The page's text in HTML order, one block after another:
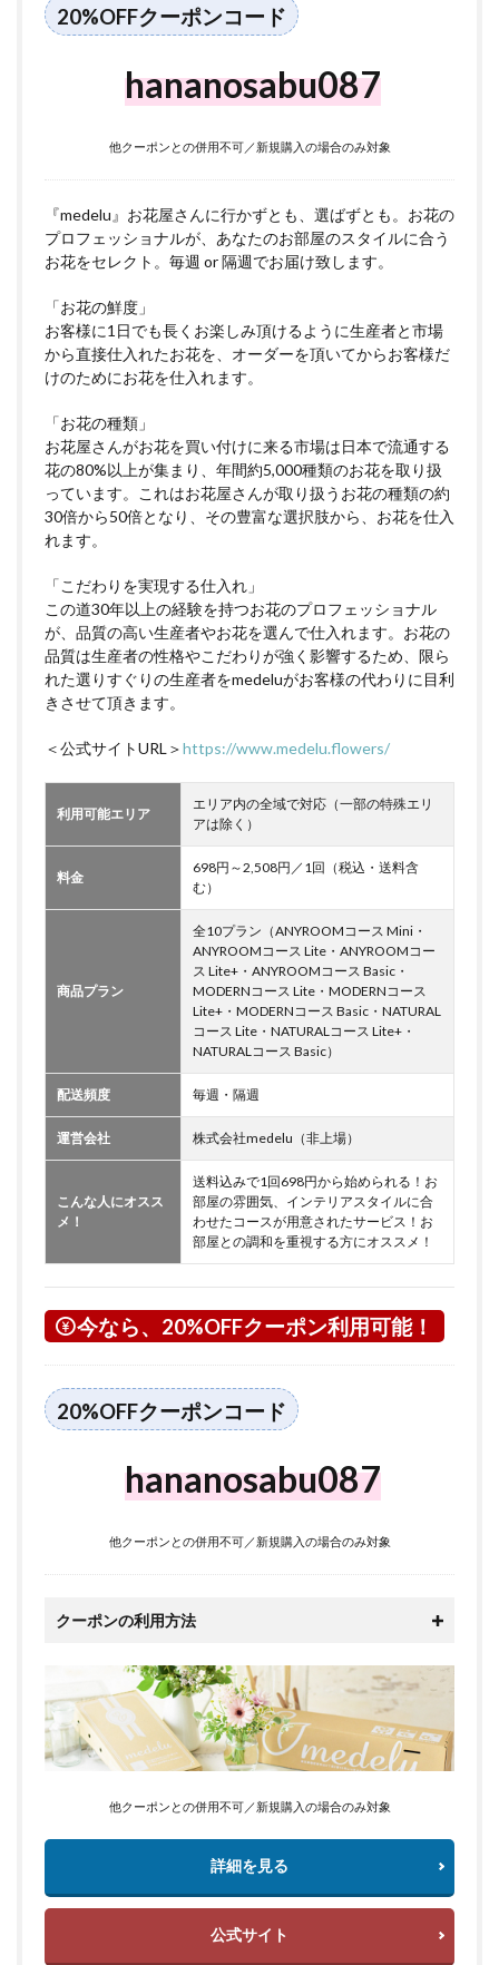
20%OFFクーポンコード
hananosabu087
他クーポンとの併用不可／新規購入の場合のみ対象
『medelu』お花屋さんに行かずとも、選ばずとも。お花の
プロフェッショナルが、あなたのお部屋のスタイルに合う
お花をセレクト。毎週 or 隔週でお届け致します。
「お花の鮮度」
お客様に1日でも長くお楽しみ頂けるように生産者と市場
から直接仕入れたお花を、オーダーを頂いてからお客様だ
けのためにお花を仕入れます。
「お花の種類」
お花屋さんがお花を買い付けに来る市場は日本で流通する
花の80%以上が集まり、年間約5,000種類のお花を取り扱
っています。これはお花屋さんが取り扱うお花の種類の約
30倍から50倍となり、その豊富な選択肢から、お花を仕入
れます。
「こだわりを実現する仕入れ」
この道30年以上の経験を持つお花のプロフェッショナル
が、品質の高い生産者やお花を選んで仕入れます。お花の
品質は生産者の性格やこだわりが強く影響するため、限ら
れた選りすぐりの生産者をmedeluがお客様の代わりに目利
きさせて頂きます。
＜公式サイトURL＞https://www.medelu.flowers/
利用可能エリア
エリア内の全域で対応（一部の特殊エリ
アは除く）
料金
698円～2,508円／1回（税込・送料含
む）
商品プラン
全10プラン（ANYROOMコース Mini・
ANYROOMコース Lite・ANYROOMコー
ス Lite+・ANYROOMコース Basic・
MODERNコース Lite・MODERNコース
Lite+・MODERNコース Basic・NATURAL
コース Lite・NATURALコース Lite+・
NATURALコース Basic）
配送頻度 毎週・隔週
運営会社 株式会社medelu（非上場）
こんな人にオスス
メ！
送料込みで1回698円から始められる！お
部屋の雰囲気、インテリアスタイルに合
わせたコースが用意されたサービス！お
部屋との調和を重視する方にオススメ！
今なら、20%OFFクーポン利用可能！
20%OFFクーポンコード
hananosabu087
他クーポンとの併用不可／新規購入の場合のみ対象
クーポンの利用方法
他クーポンとの併用不可／新規購入の場合のみ対象
詳細を見る
公式サイト